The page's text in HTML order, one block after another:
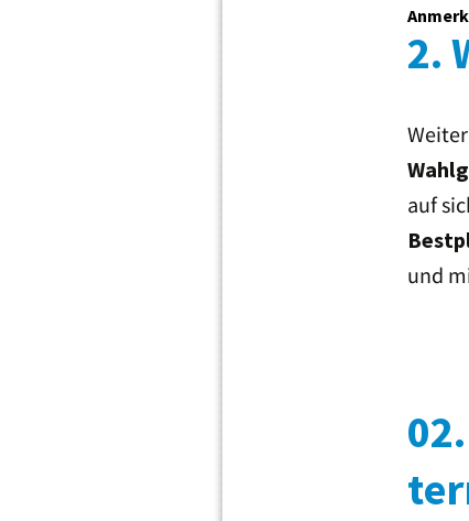
2.
auf
und